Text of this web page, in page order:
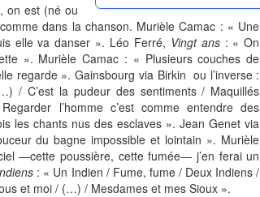
est (né ou
dans la chanson. Murièle Camac : « Une
elle va danser ». Léo Ferré, Vingt ans: « On
». Murièle Camac : « Plusieurs couches de
regarde ». Gainsbourg via Birkin ou l’inverse :
/ C’est la pudeur des sentiments / Maquillés
l’homme c’est comme entendre des
les chants nus des esclaves ». Jean Genet via
du bagne impossible et lointain ». Murièle
—cette poussière, cette fumée— j’en ferai un
: « Un Indien / Fume, fume / Deux Indiens /
et moi / (…) / Mesdames et mes Sioux ».